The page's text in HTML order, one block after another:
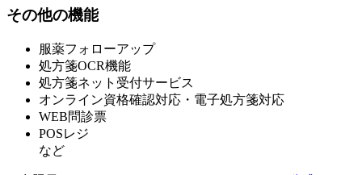
その他の機能
服薬フォローアップ
処方箋OCR機能
処方箋ネット受付サービス
オンライン資格確認対応・電子処方箋対応
WEB問診票
POSレジ
など